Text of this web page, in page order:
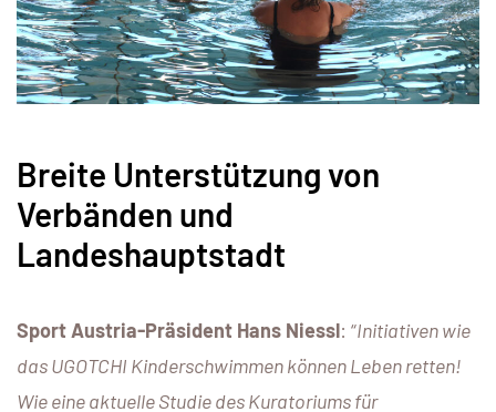
Breite Unterstützung von
Verbänden und
Landeshauptstadt
Sport Austria-Präsident Hans Niessl: “Initiativen wie
das UGOTCHI Kinderschwimmen können Leben retten!
Wie eine aktuelle Studie des Kuratoriums für